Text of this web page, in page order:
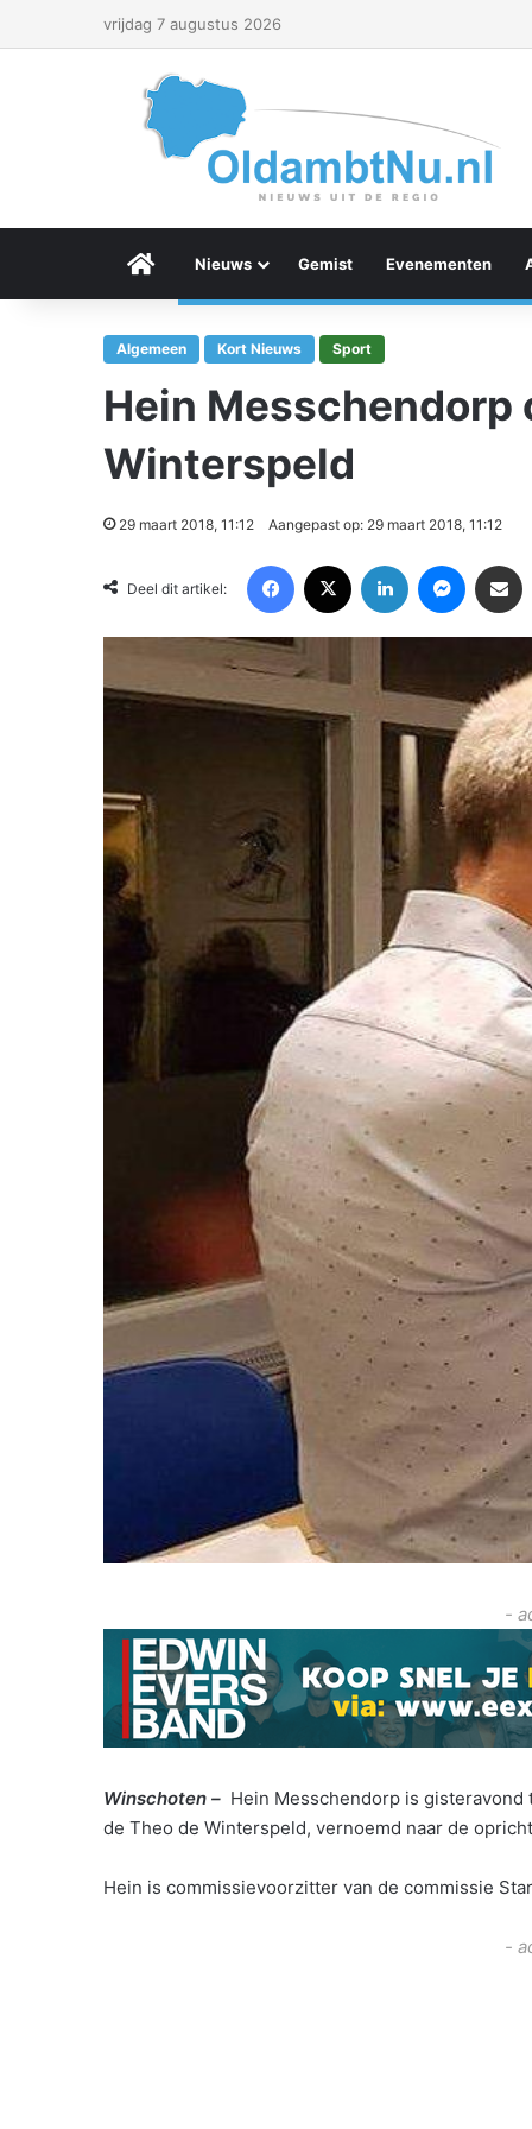
vrijdag 7 augustus 2026
Menu Item
Nieuws Gemist Evenementen
Algemeen Kort Nieuws Sport
Hein Messchendorp
Winterspeld
29 maart 2018, 11:12 Aangepast op: 29 maart 2018, 11:12
Deel dit artikel:
-
Winschoten – Hein Messchendorp is
de Theo de Winterspeld, vernoemd naar de
Hein is commissievoorzitter van de commissie
-